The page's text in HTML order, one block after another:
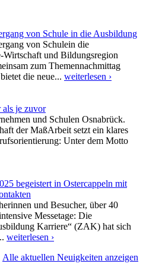
von Schule in die Ausbildung
von Schulein die
Wirtschaft und Bildungsregion
zum Themennachmittag
die neue... weiterlesen ›
als je zuvor
und Schulen Osnabrück.
der MaßArbeit setzt ein klares
Unter dem Motto
begeistert in Ostercappeln mit
und Besucher, über 40
Messetage: Die
Karriere“ (ZAK) hat sich
weiterlesen ›
Alle aktuellen Neuigkeiten anzeigen